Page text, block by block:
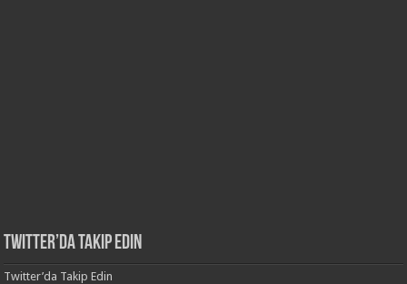
Twitter’da Takip Edin
Twitter’da Takip Edin